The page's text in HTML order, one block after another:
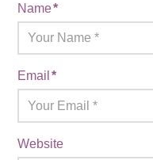
Name*
Email*
Website